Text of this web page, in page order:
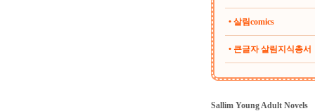
• 살림comics
• 큰글자 살림지식총서
Sallim Young Adult Novels